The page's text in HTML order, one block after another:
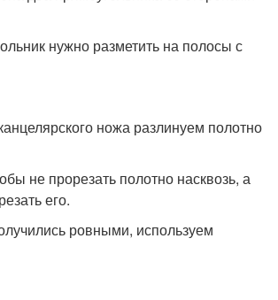
нужно разметить на полосы с
ножа разлинуем полотно
не прорезать полотно насквозь, а
его.
ровными, используем